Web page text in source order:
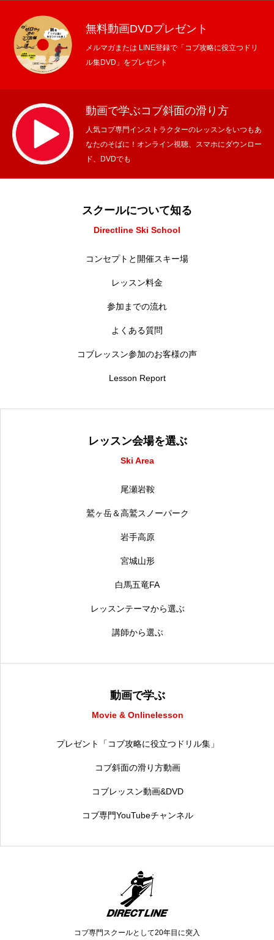
無料動画DVDプレゼント
メルマガまたは LINE登録で「コブ攻略に役立つドリ
ル集DVD」をプレゼント
動画で学ぶコブ斜面の滑り方
人気コブ専門インストラクターのレッスンをいつもあ
なたのそばに！オンライン視聴、スマホにダウンロー
ド、DVDでも
スクールについて知る
Directline Ski School
コンセプトと開催スキー場
レッスン料金
参加までの流れ
よくある質問
コブレッスン参加のお客様の声
Lesson Report
レッスン会場を選ぶ
Ski Area
尾瀬岩鞍
鷲ヶ岳＆高鷲スノーパーク
岩手高原
宮城山形
白馬五竜FA
レッスンテーマから選ぶ
講師から選ぶ
動画で学ぶ
Movie & Onlinelesson
プレゼント「コブ攻略に役立つドリル集」
コブ斜面の滑り方動画
コブレッスン動画&DVD
コブ専門YouTubeチャンネル
コブ専門スクールとして20年目に突入